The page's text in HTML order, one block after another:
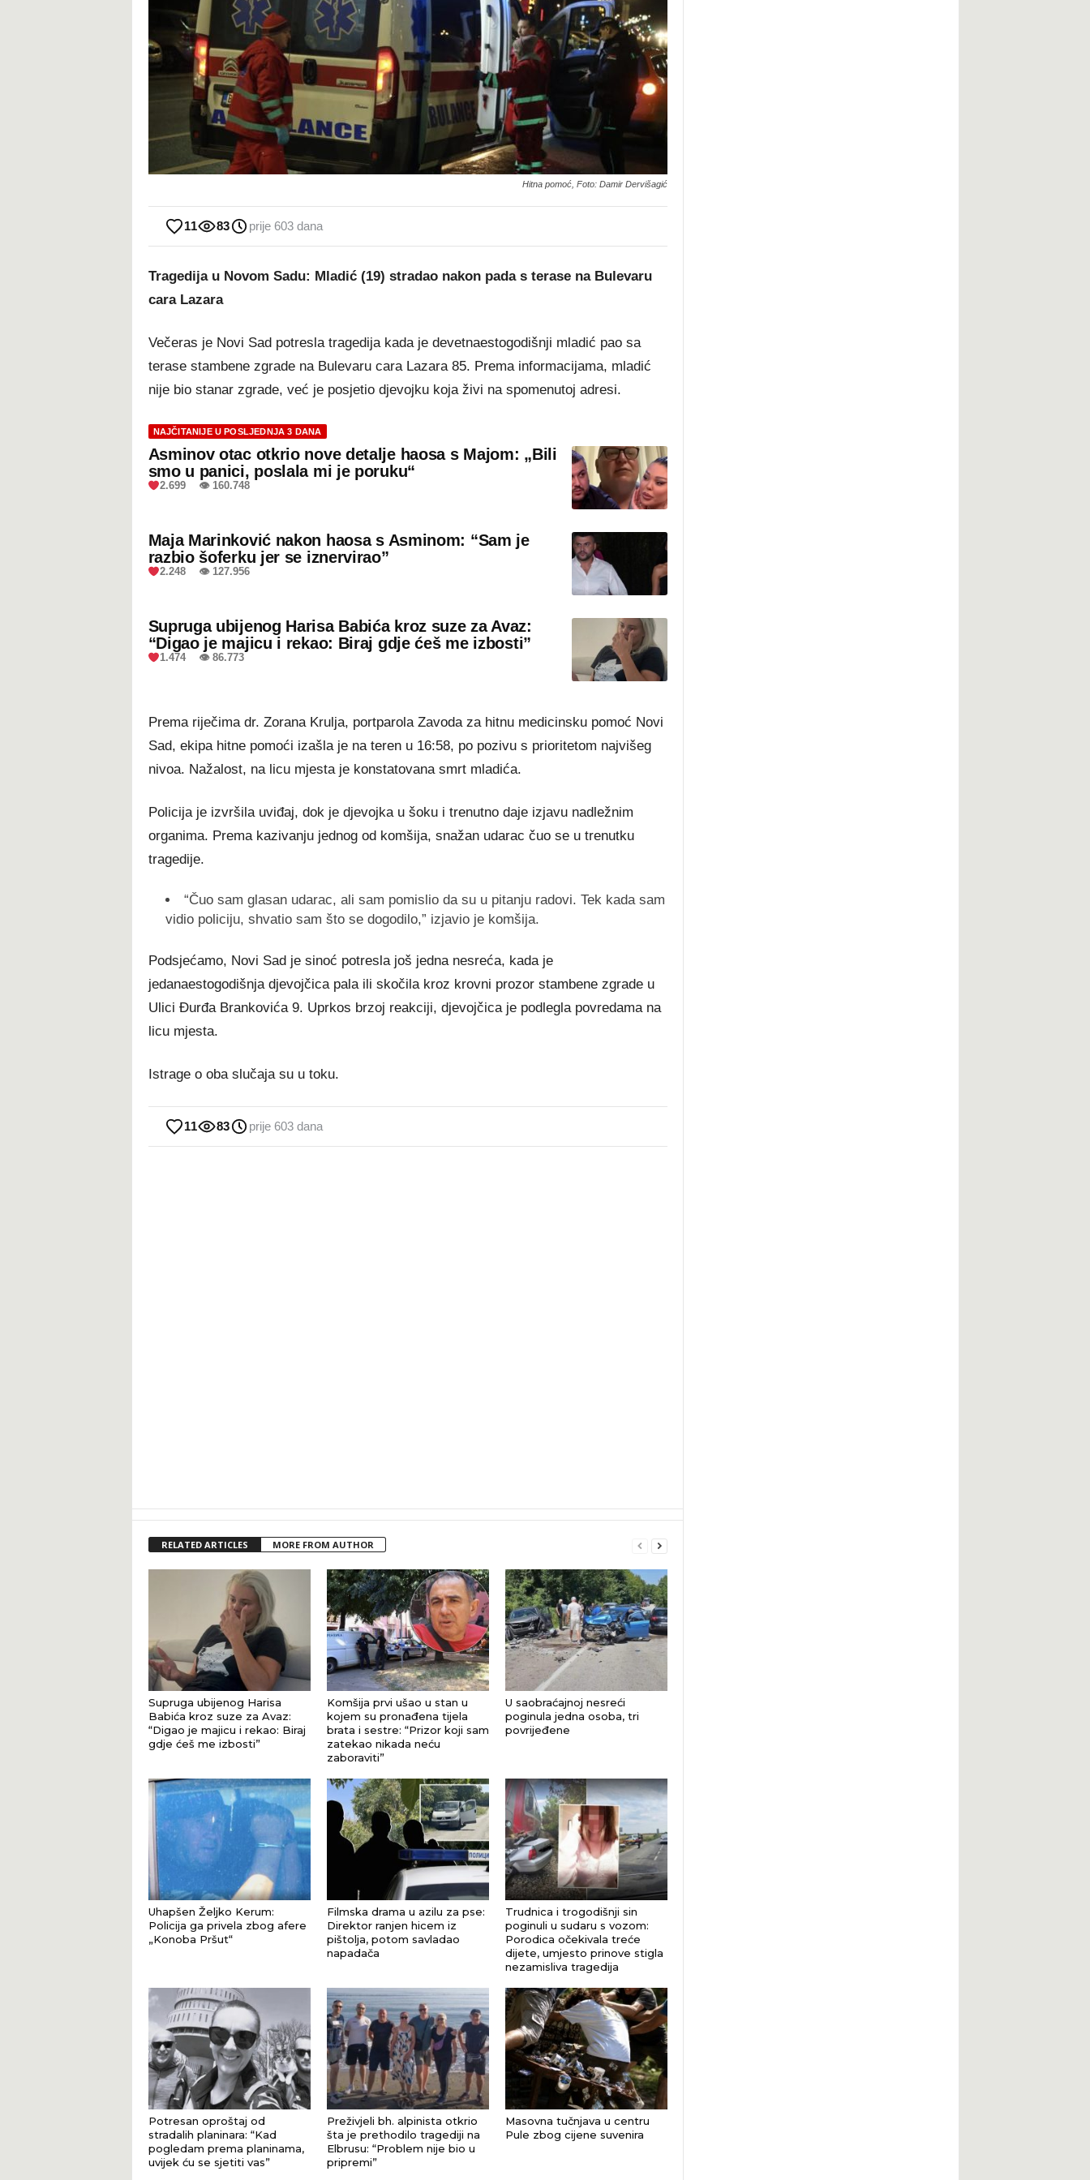
Hitna pomoć, Foto: Damir Dervišagić
11 83 prije 603 dana
Tragedija u Novom Sadu: Mladić (19) stradao nakon pada s terase na Bulevaru
cara Lazara
Večeras je Novi Sad potresla tragedija kada je devetnaestogodišnji mladić pao sa
terase stambene zgrade na Bulevaru cara Lazara 85. Prema informacijama, mladić
nije bio stanar zgrade, već je posjetio djevojku koja živi na spomenutoj adresi.
NAJČITANIJE U POSLJEDNJA 3 DANA
Asminov otac otkrio nove detalje haosa s Majom: „Bili
smo u panici, poslala mi je poruku“
2.699 👁 160.748
Maja Marinković nakon haosa s Asminom: “Sam je
razbio šoferku jer se iznervirao”
2.248 👁 127.956
Supruga ubijenog Harisa Babića kroz suze za Avaz:
“Digao je majicu i rekao: Biraj gdje ćeš me izbosti”
1.474 👁 86.773
Prema riječima dr. Zorana Krulja, portparola Zavoda za hitnu medicinsku pomoć Novi
Sad, ekipa hitne pomoći izašla je na teren u 16:58, po pozivu s prioritetom najvišeg
nivoa. Nažalost, na licu mjesta je konstatovana smrt mladića.
Policija je izvršila uviđaj, dok je djevojka u šoku i trenutno daje izjavu nadležnim
organima. Prema kazivanju jednog od komšija, snažan udarac čuo se u trenutku
tragedije.
“Čuo sam glasan udarac, ali sam pomislio da su u pitanju radovi. Tek kada sam
vidio policiju, shvatio sam što se dogodilo,” izjavio je komšija.
Podsjećamo, Novi Sad je sinoć potresla još jedna nesreća, kada je
jedanaestogodišnja djevojčica pala ili skočila kroz krovni prozor stambene zgrade u
Ulici Đurđa Brankovića 9. Uprkos brzoj reakciji, djevojčica je podlegla povredama na
licu mjesta.
Istrage o oba slučaja su u toku.
11 83 prije 603 dana
RELATED ARTICLES MORE FROM AUTHOR
Supruga ubijenog Harisa
Babića kroz suze za Avaz:
“Digao je majicu i rekao: Biraj
gdje ćeš me izbosti”
Komšija prvi ušao u stan u
kojem su pronađena tijela
brata i sestre: “Prizor koji sam
zatekao nikada neću
zaboraviti”
U saobraćajnoj nesreći
poginula jedna osoba, tri
povrijeđene
Uhapšen Željko Kerum:
Policija ga privela zbog afere
„Konoba Pršut“
Filmska drama u azilu za pse:
Direktor ranjen hicem iz
pištolja, potom savladao
napadača
Trudnica i trogodišnji sin
poginuli u sudaru s vozom:
Porodica očekivala treće
dijete, umjesto prinove stigla
nezamisliva tragedija
Potresan oproštaj od
stradalih planinara: “Kad
pogledam prema planinama,
uvijek ću se sjetiti vas”
Preživjeli bh. alpinista otkrio
šta je prethodilo tragediji na
Elbrusu: “Problem nije bio u
pripremi”
Masovna tučnjava u centru
Pule zbog cijene suvenira